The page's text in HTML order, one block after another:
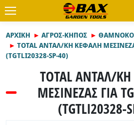
ΑΡΧΙΚΉ ΑΓΡΟΣ-ΚΗΠΟΣ
TOTAL ΑΝΤΑΛ/ΚΗ ΚΕΦΑΛΗ
(TGTLI20328-SP-40)
TOTAL ΑΝΤΑΛ/
ΜΕΣΙΝΕΖΑΣ ΓΙΑ
(TGTLI20328-